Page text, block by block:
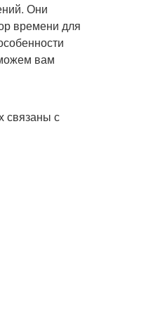
Они
времени для
вам
связаны с